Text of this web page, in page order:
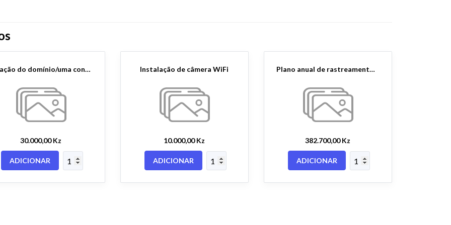
Criação do domínio/uma conta de e-mail
30.000,00 Kz
ADICIONAR
Instalação de câmera WiFi
10.000,00 Kz
ADICIONAR
Plano anual de rastreamento 50 veículos
382.700,00 Kz
ADICIONAR